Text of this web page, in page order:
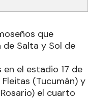
que
Salta y Sol de
el estadio 17 de
(Tucumán) y
el cuarto